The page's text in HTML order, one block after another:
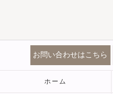
お問い合わせはこちら
ホーム